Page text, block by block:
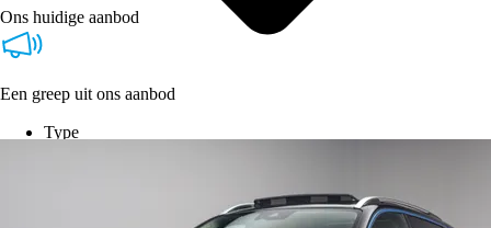
Type
Ons huidige aanbod
Een greep uit ons aanbod